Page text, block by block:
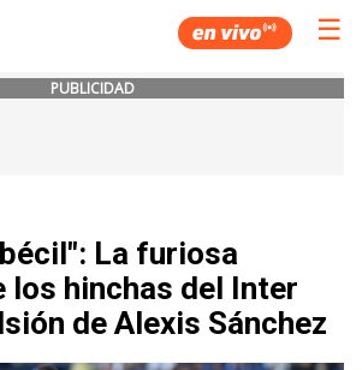
☰
PUBLICIDAD
La furiosa
los hinchas del Inter
de Alexis Sánchez